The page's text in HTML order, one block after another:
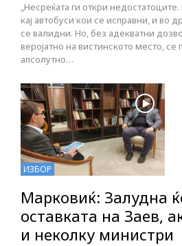
„Несреќата ги откри
кај автобуси кои се исправни, и во
се валидни. Но, без адекватни
веројатно на вистинското место,
апсолутно…
ИЗБОР
Марковиќ: Залудна
оставката на Заев,
и неколку министри